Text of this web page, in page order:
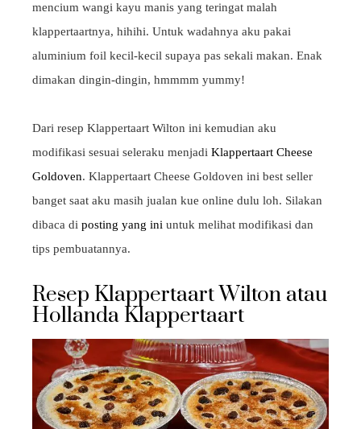
mencium wangi kayu manis yang teringat malah
klappertaartnya, hihihi. Untuk wadahnya aku pakai
aluminium foil kecil-kecil supaya pas sekali makan. Enak
dimakan dingin-dingin, hmmmm yummy!
Dari resep Klappertaart Wilton ini kemudian aku
modifikasi sesuai seleraku menjadi Klappertaart Cheese
Goldoven. Klappertaart Cheese Goldoven ini best seller
banget saat aku masih jualan kue online dulu loh. Silakan
dibaca di posting yang ini untuk melihat modifikasi dan
tips pembuatannya.
Resep Klappertaart Wilton atau
Hollanda Klappertaart